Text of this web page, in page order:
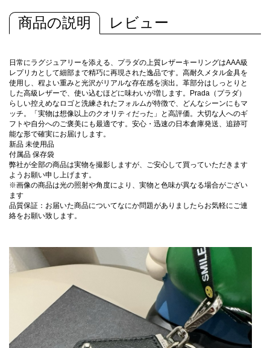
商品の説明 レビュー
日常にラグジュアリーを添える、プラダの上質レザーキーリングはAAA級
レプリカとして細部まで精巧に再現された逸品です。高耐久メタル金具を
使用し、程よい重みと光沢がリアルな存在感を演出。革部分はしっとりと
した高級レザーで、使い込むほどに味わいが増します。Prada（プラダ）
らしい控えめなロゴと洗練されたフォルムが特徴で、どんなシーンにもマ
ッチ。「実物は想像以上のクオリティだった」と高評価。大切な人へのギ
フトや自分へのご褒美にも最適です。安心・迅速の日本倉庫発送、追跡可
能な形で確実にお届けします。
新品 未使用品
付属品 保存袋
弊社が全部の商品は実物を撮影しますが、ご安心して買っていただきます
ようお願い申し上げます。
※画像の商品は光の照射や角度により、実物と色味が異なる場合がござい
ます
品質保証：お届いた商品についてなにか問題がありましたらお気軽にご連
絡をお願い致します。